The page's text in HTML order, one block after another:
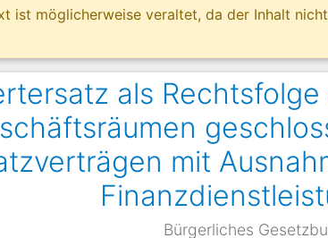
ist möglicherweise veraltet, da der Inhalt
als
mit
Bürgerliches